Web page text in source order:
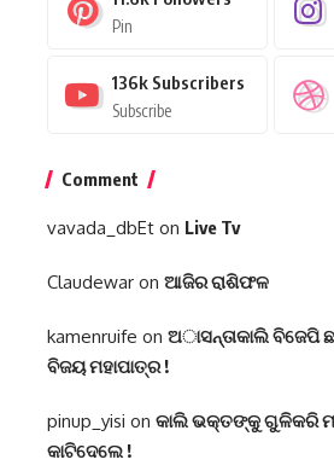
Pin
136k Subscribers
Subscribe
Comment
vavada_dbEt on Live Tv
Claudewar on ଆଜିର ରାଶିଫଳ
kamenruife on ଅାସନ୍ତାକାଲି ବିଜେପି
ବିଜୟ ମହାପାତ୍ର !
pinup_yisi on କାଲି ଭକ୍ତଙ୍କୁ ଗୁଳିକରି
କାଟିଦେଲେ !